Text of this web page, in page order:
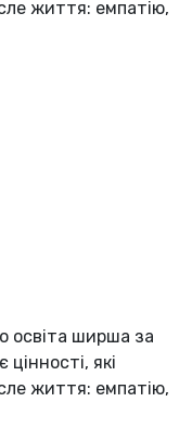
життя: емпатію,
освіта ширша за
які
життя: емпатію,